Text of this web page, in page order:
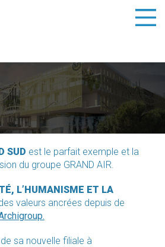
SUD est le parfait exemple et la
du groupe GRAND AIR.
L’HUMANISME ET LA
valeurs ancrées depuis de
sa nouvelle filiale à